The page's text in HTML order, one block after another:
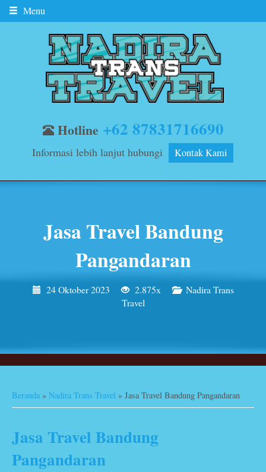
Menu
Hotline +62 87831716690
Informasi lebih lanjut hubungi Kontak Kami
Jasa Travel Bandung
Pangandaran
24 Oktober 2023 2.875x
Nadira Trans
Travel
Beranda » Nadira Trans Travel » Jasa Travel Bandung Pangandaran
Jasa Travel Bandung
Pangandaran